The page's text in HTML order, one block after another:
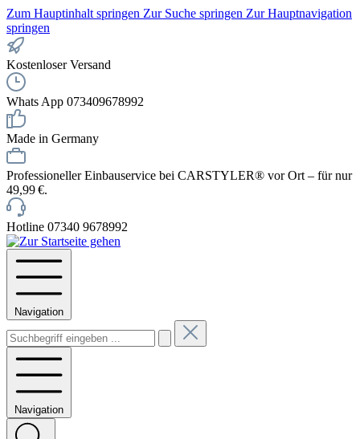
Zum Hauptinhalt springen Zur Suche springen Zur Hauptnavigation
springen
Kostenloser Versand
Whats App 073409678992
Made in Germany
Professioneller Einbauservice bei CARSTYLER® vor Ort – für nur
49,99 €.
Hotline 07340 9678992
Navigation
Navigation